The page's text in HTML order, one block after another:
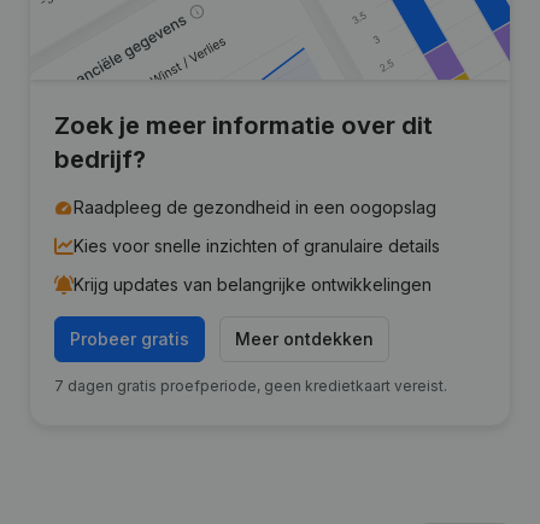
Zoek je meer informatie over dit
bedrijf?
Raadpleeg de gezondheid in een oogopslag
Kies voor snelle inzichten of granulaire details
Krijg updates van belangrijke ontwikkelingen
Probeer gratis Meer ontdekken
7 dagen gratis proefperiode, geen kredietkaart vereist.